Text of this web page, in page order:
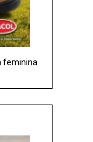
feminina